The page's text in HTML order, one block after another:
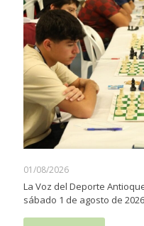
01/08/2026
La Voz del Deporte
sábado 1 de agosto de